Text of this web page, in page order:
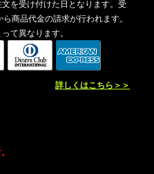
を受け付けた日となります。受
商品代金の請求が行われます。
て異なります。
詳しくはこちら＞＞